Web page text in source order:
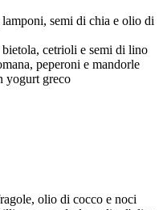
semi di chia e olio di
cetrioli e semi di lino
peperoni e mandorle
yogurt greco
olio di cocco e noci